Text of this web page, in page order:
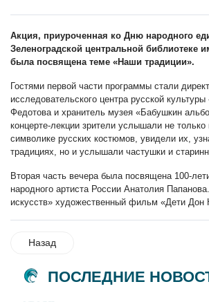
Акция, приуроченная ко Дню народного
Зеленоградской центральной библиотеке
была посвящена теме «Наши традиции».
Гостями первой части программы стали
исследовательского центра русской
Федотова и хранитель музея «Бабушкин
концерте-лекции зрители услышали не
символике русских костюмов, увидели их,
традициях, но и услышали частушки и
Вторая часть вечера была посвящена 100-
народного артиста России Анатолия
искусств» художественный фильм «Дети Дон
Назад
ПОСЛЕДНИЕ